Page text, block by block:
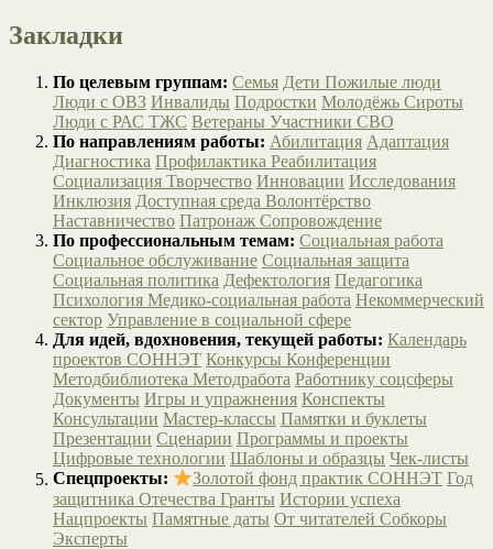
Закладки
По целевым группам: Семья Дети Пожилые люди
Люди с ОВЗ Инвалиды Подростки Молодёжь Сироты
Люди с РАС ТЖС Ветераны Участники СВО
По направлениям работы: Абилитация Адаптация
Диагностика Профилактика Реабилитация
Социализация Творчество Инновации Исследования
Инклюзия Доступная среда Волонтёрство
Наставничество Патронаж Сопровождение
По профессиональным темам: Социальная работа
Социальное обслуживание Социальная защита
Социальная политика Дефектология Педагогика
Психология Медико-социальная работа Некоммерческий
сектор Управление в социальной сфере
Для идей, вдохновения, текущей работы: Календарь
проектов СОННЭТ Конкурсы Конференции
Методбиблиотека Методработа Работнику соцсферы
Документы Игры и упражнения Конспекты
Консультации Мастер-классы Памятки и буклеты
Презентации Сценарии Программы и проекты
Цифровые технологии Шаблоны и образцы Чек-листы
Спецпроекты:
Золотой фонд практик СОННЭТ Год
защитника Отечества Гранты Истории успеха
Нацпроекты Памятные даты От читателей Собкоры
Эксперты